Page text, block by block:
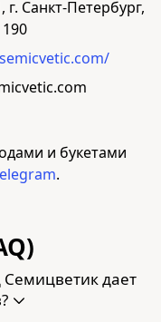
г. Санкт-Петербург,
и букетами
.
дает